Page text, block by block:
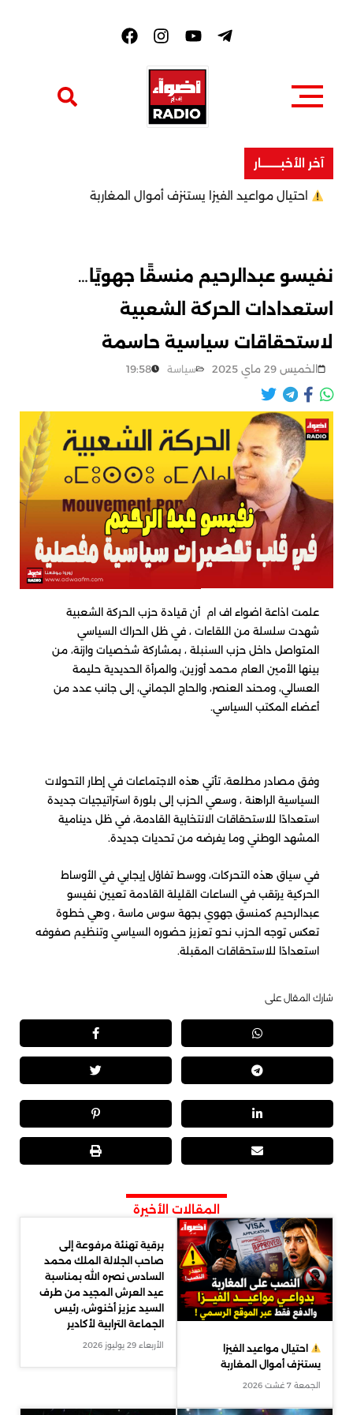
e
b
k
آخر الأخبــــــــار
احتيال مواعيد الفيزا يستنزف أموال المغاربة
نفيسو عبدالرحيم منسقًا جهويًا…
استعدادات الحركة الشعبية
لاستحقاقات سياسية حاسمة
الخميس 29 ماي 2025 سياسة 19:58
علمت اذاعة اضواء اف ام أن قيادة حزب الحركة الشعبية
شهدت سلسلة من اللقاءات ، في ظل الحراك السياسي
المتواصل داخل حزب السنبلة ، بمشاركة شخصيات وازنة، من
بينها الأمين العام محمد أوزين، والمرأة الحديدية حليمة
العسالي، ومحند العنصر، والحاج الجماني، إلى جانب عدد من
أعضاء المكتب السياسي.
وفق مصادر مطلعة، تأتي هذه الاجتماعات في إطار التحولات
السياسية الراهنة ، وسعي الحزب إلى بلورة استراتيجيات جديدة
استعدادًا للاستحقاقات الانتخابية القادمة، في ظل دينامية
المشهد الوطني وما يفرضه من تحديات جديدة.
في سياق هذه التحركات، ووسط تفاؤل إيجابي في الأوساط
الحركية يرتقب في الساعات القليلة القادمة تعيين نفيسو
عبدالرحيم كمنسق جهوي بجهة سوس ماسة ، وهي خطوة
تعكس توجه الحزب نحو تعزيز حضوره السياسي وتنظيم صفوفه
استعدادًا للاستحقاقات المقبلة.
شارك المقال على
المقالات الأخيرة
احتيال مواعيد الفيزا
يستنزف أموال المغاربة
الجمعة 7 غشت 2026
برقية تهنئة مرفوعة إلى
صاحب الجلالة الملك محمد
السادس نصره الله بمناسبة
عيد العرش المجيد من طرف
السيد عزيز أخنوش، رئيس
الجماعة الترابية لأكادير
الأربعاء 29 يوليوز 2026